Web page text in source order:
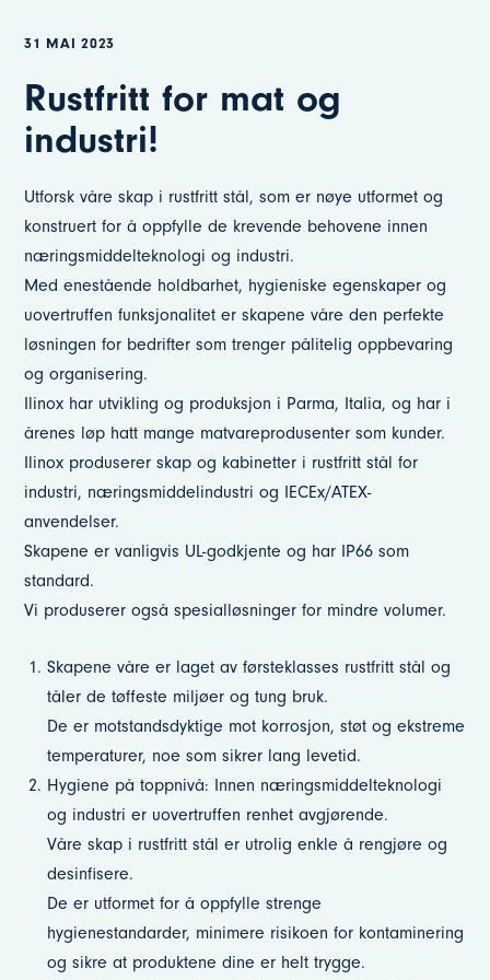
31 MAI 2023
Rustfritt for mat og
industri!
Utforsk våre skap i rustfritt stål, som er nøye utformet og
konstruert for å oppfylle de krevende behovene innen
næringsmiddelteknologi og industri.
Med enestående holdbarhet, hygieniske egenskaper og
uovertruffen funksjonalitet er skapene våre den perfekte
løsningen for bedrifter som trenger pålitelig oppbevaring
og organisering.
Ilinox har utvikling og produksjon i Parma, Italia, og har i
årenes løp hatt mange matvareprodusenter som kunder.
Ilinox produserer skap og kabinetter i rustfritt stål for
industri, næringsmiddelindustri og IECEx/ATEX-
anvendelser.
Skapene er vanligvis UL-godkjente og har IP66 som
standard.
Vi produserer også spesialløsninger for mindre volumer.
Skapene våre er laget av førsteklasses rustfritt stål og
tåler de tøffeste miljøer og tung bruk.
De er motstandsdyktige mot korrosjon, støt og ekstreme
temperaturer, noe som sikrer lang levetid.
Hygiene på toppnivå: Innen næringsmiddelteknologi
og industri er uovertruffen renhet avgjørende.
Våre skap i rustfritt stål er utrolig enkle å rengjøre og
desinfisere.
De er utformet for å oppfylle strenge
hygienestandarder, minimere risikoen for kontaminering
og sikre at produktene dine er helt trygge.